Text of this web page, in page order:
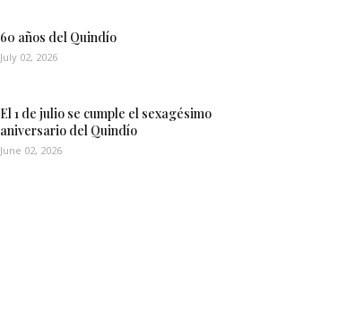
60 años del Quindío
July 02, 2026
El 1 de julio se cumple el sexagésimo
aniversario del Quindío
June 02, 2026